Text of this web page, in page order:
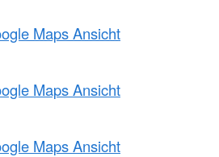
Maps Ansicht
Maps Ansicht
Maps Ansicht